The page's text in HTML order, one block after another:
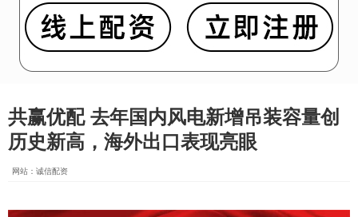
共赢优配 去年国内风电新增吊装容量创
历史新高，海外出口表现亮眼
网站：诚信配资